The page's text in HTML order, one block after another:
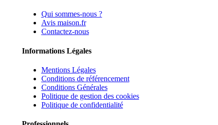
Qui sommes-nous ?
Avis maison.fr
Contactez-nous
Informations Légales
Mentions Légales
Conditions de référencement
Conditions Générales
Politique de gestion des cookies
Politique de confidentialité